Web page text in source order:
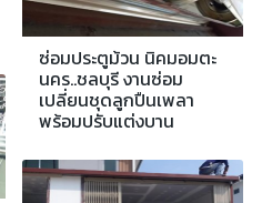
ซ่อมประตูม้วน นิคมอมตะ
นคร..ชลบุรี งานซ่อม
เปลี่ยนชุดลูกปืนเพลา
พร้อมปรับแต่งบาน